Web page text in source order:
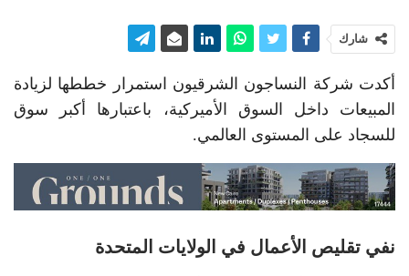
شارك
أكدت شركة النساجون الشرقيون استمرار خططها لزيادة
المبيعات داخل السوق الأميركية، باعتبارها أكبر سوق
للسجاد على المستوى العالمي.
نفي تقليص الأعمال في الولايات المتحدة